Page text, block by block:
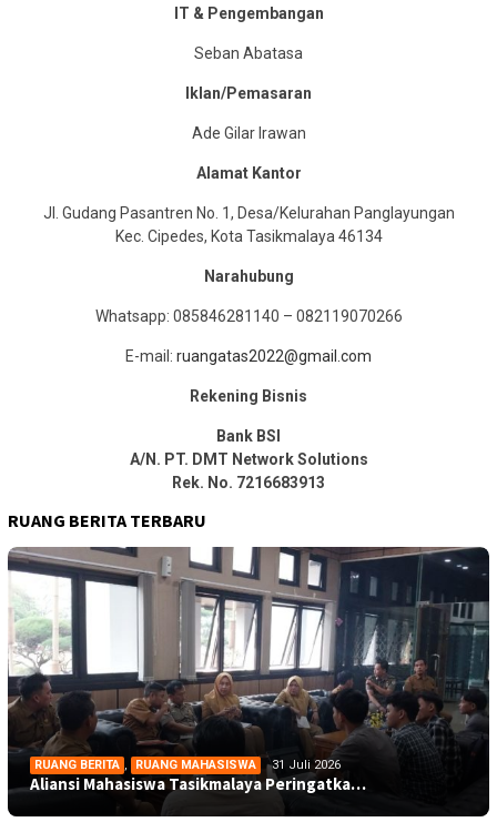
IT & Pengembangan
Seban Abatasa
Iklan/Pemasaran
Ade Gilar Irawan
Alamat Kantor
Jl. Gudang Pasantren No. 1, Desa/Kelurahan Panglayungan
Kec. Cipedes, Kota Tasikmalaya 46134
Narahubung
Whatsapp: 085846281140 – 082119070266
E-mail: ruangatas2022@gmail.com
Rekening Bisnis
Bank BSI
A/N. PT. DMT Network Solutions
Rek. No. 7216683913
RUANG BERITA TERBARU
RUANG BERITA , RUANG MAHASISWA 31 Juli 2026
Aliansi Mahasiswa Tasikmalaya Peringatka…